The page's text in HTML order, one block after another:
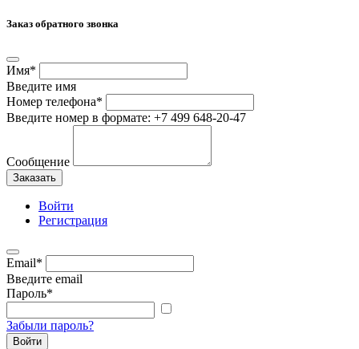
Заказ обратного звонка
Имя*
Введите имя
Номер телефона*
Введите номер в формате: +7 499 648-20-47
Сообщение
Заказать
Войти
Регистрация
Email*
Введите email
Пароль*
Забыли пароль?
Войти